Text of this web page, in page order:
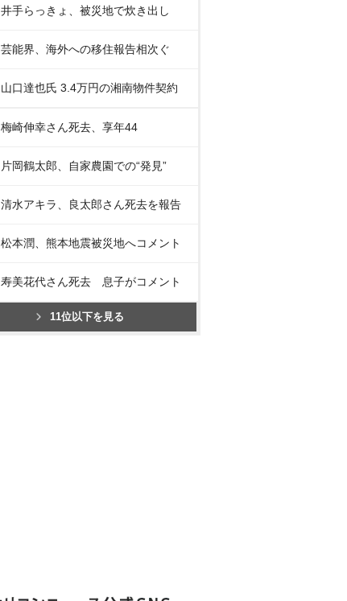
井手らっきょ、被災地で炊き出し
芸能界、海外への移住報告相次ぐ
山口達也氏 3.4万円の湘南物件契約
梅崎伸幸さん死去、享年44
片岡鶴太郎、自家農園での“発見”
清水アキラ、良太郎さん死去を報告
松本潤、熊本地震被災地へコメント
寿美花代さん死去 息子がコメント
11位以下を見る